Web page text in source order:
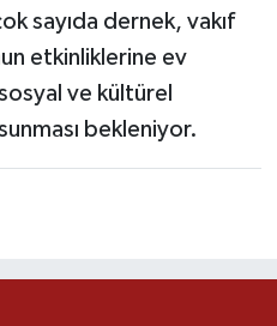
sayıda dernek, vakıf
etkinliklerine ev
ve kültürel
bekleniyor.